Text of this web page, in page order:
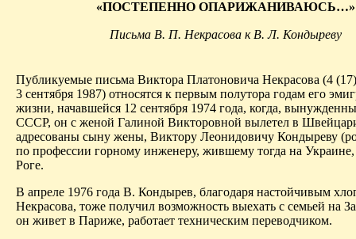
«ПОСТЕПЕННО ОПАРИЖАНИВАЮСЬ…»
Письма В. П. Некрасова к В. Л. Кондыреву
Публикуемые письма Виктора Платоновича Некрасова (4
3 сентября 1987) относятся к первым полутора годам его
жизни, начавшейся 12 сентября 1974 года, когда,
СССР, он с женой Галиной Викторовной вылетел в
адресованы сыну жены, Виктору Леонидовичу Кондыреву
по профессии горному инженеру, жившему тогда на
Роге.
В апреле 1976 года В. Кондырев, благодаря настойчивым
Некрасова, тоже получил возможность выехать с семьей на
он живет в Париже, работает техническим переводчиком.